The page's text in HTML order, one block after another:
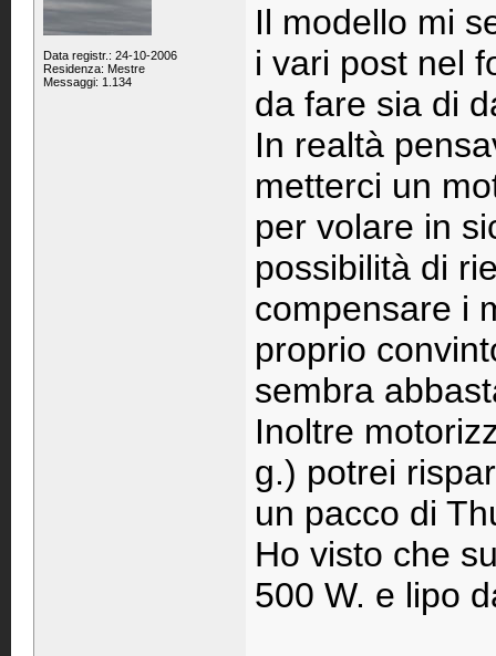
Data registr.: 24-10-2006
Residenza: Mestre
Messaggi: 1.134
Il modello mi
i vari post nel
da fare sia di
In realtà
metterci un
per volare in
possibilità di
compensare i
proprio
sembra
Inoltre
g.) potrei
un pacco di
Ho visto che
500 W. e lipo